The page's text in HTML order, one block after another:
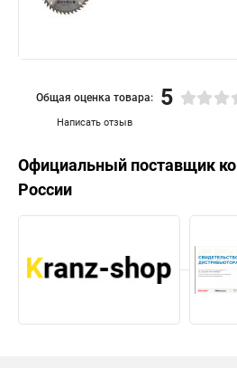
Написать отзыв
Общая оценка товара: 5
Официальный поставщик
России